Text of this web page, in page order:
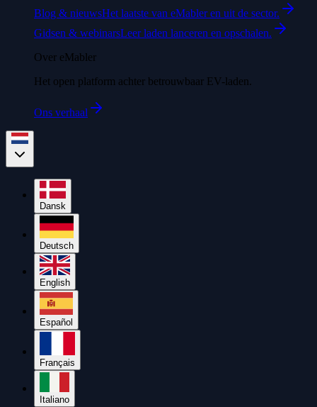
Blog & nieuwsHet laatste van eMabler en uit de sector.
Gidsen & webinarsLeer laden lanceren en opschalen.
Over eMabler
Het open platform achter betrouwbaar EV-laden.
Ons verhaal
Dansk
Deutsch
English
Español
Français
Italiano